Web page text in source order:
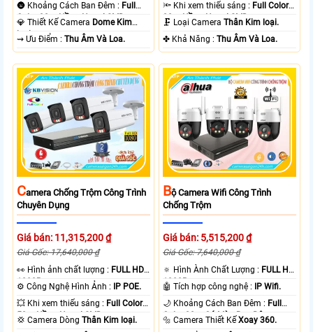
🌚 Khoảng Cách Ban Đêm : Full
Color 30m Hồng Ngoại SMD.
💎 Thiết Kế Camera Dome Kim
loại.
️⇝ Ưu Điểm :Thu Âm Và Loa.
🔦 Khi xem thiếu sáng : Full Color
30m Hồng Ngoại SMD.
🗜️ Loại CameraThân Kim loại.
️✤ Khả Năng :Thu Âm Và Loa.
CAmera Chống Trộm Công Trình
Chuyên Dụng
Giá bán: 11,315,200 ₫
Giá Gốc: 17,640,000 ₫
️👀 Hình ảnh chất lượng : FULL HD
1080P .
⚙ Công Nghệ Hình Ảnh : IP POE.
💥 Khi xem thiếu sáng : Full Color
50m Hồng Ngoại SMD.
💢 Camera DòngThân Kim loại.
BỘ Camera Wifi Công Trình
Chống Trộm
Giá bán: 5,515,200 ₫
Giá Gốc: 7,640,000 ₫
🔅 Hình Ành Chất Lượng : FULL HD
1080P .
🤖️ Tích hợp công nghệ : IP Wifi.
🌙 Khoảng Cách Ban Đêm : Full
Color 30m Có Màu Ban Ðêm.
🔩 Camera Thiết KếXoay 360.